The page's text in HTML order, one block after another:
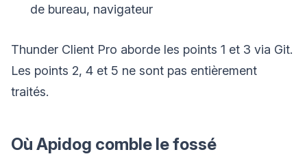
de bureau, navigateur
Thunder Client Pro aborde les points 1 et 3 via Git.
Les points 2, 4 et 5 ne sont pas entièrement
traités.
Où Apidog comble le fossé